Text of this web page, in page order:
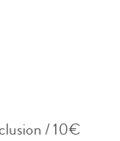
/ 10€